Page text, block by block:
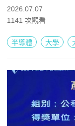
伴。國立高雄大學
訪台灣默克位於高
產業布局、創新文
2026.07.07
1141 次觀看
半導體 大學